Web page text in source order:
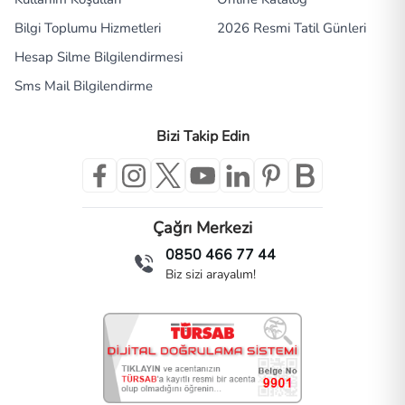
Bilgi Toplumu Hizmetleri
Hesap Silme Bilgilendirmesi
Sms Mail Bilgilendirme
2026 Resmi Tatil Günleri
Bizi Takip Edin
Çağrı Merkezi
0850 466 77 44
Biz sizi arayalım!